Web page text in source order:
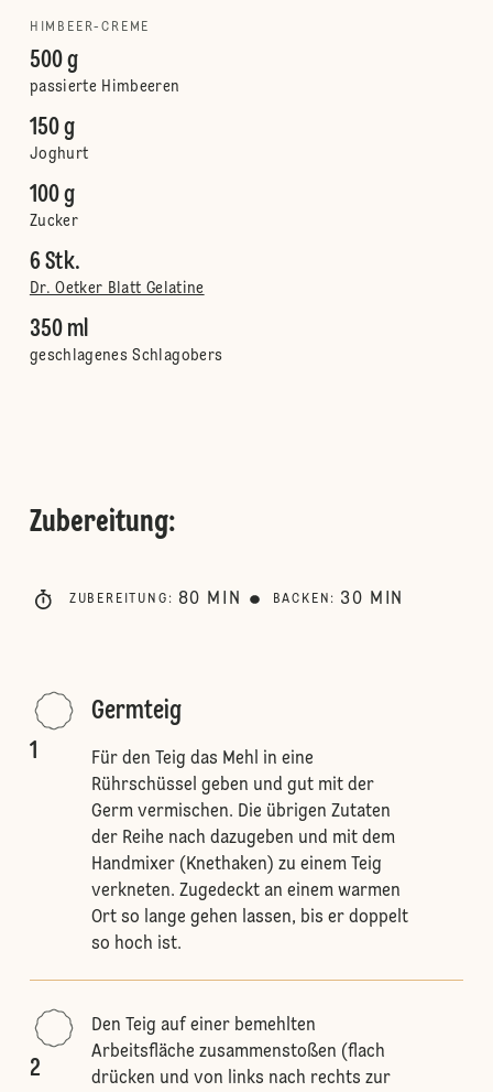
HIMBEER-CREME
500 g
passierte Himbeeren
150 g
Joghurt
100 g
Zucker
6 Stk.
Dr. Oetker Blatt Gelatine
350 ml
geschlagenes Schlagobers
Zubereitung:
ZUBEREITUNG : 80 MIN BACKEN : 30 MIN
1
Germteig
Für den Teig das Mehl in eine
Rührschüssel geben und gut mit der
Germ vermischen. Die übrigen Zutaten
der Reihe nach dazugeben und mit dem
Handmixer (Knethaken) zu einem Teig
verkneten. Zugedeckt an einem warmen
Ort so lange gehen lassen, bis er doppelt
so hoch ist.
2
Den Teig auf einer bemehlten
Arbeitsfläche zusammenstoßen (flach
drücken und von links nach rechts zur